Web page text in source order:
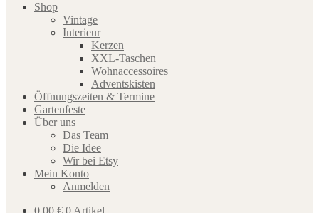
Shop
Vintage
Interieur
Kerzen
XXL-Taschen
Wohnaccessoires
Adventskisten
Öffnungszeiten & Termine
Gartenfeste
Über uns
Das Team
Die Idee
Wir bei Etsy
Mein Konto
Anmelden
0,00 € 0 Artikel